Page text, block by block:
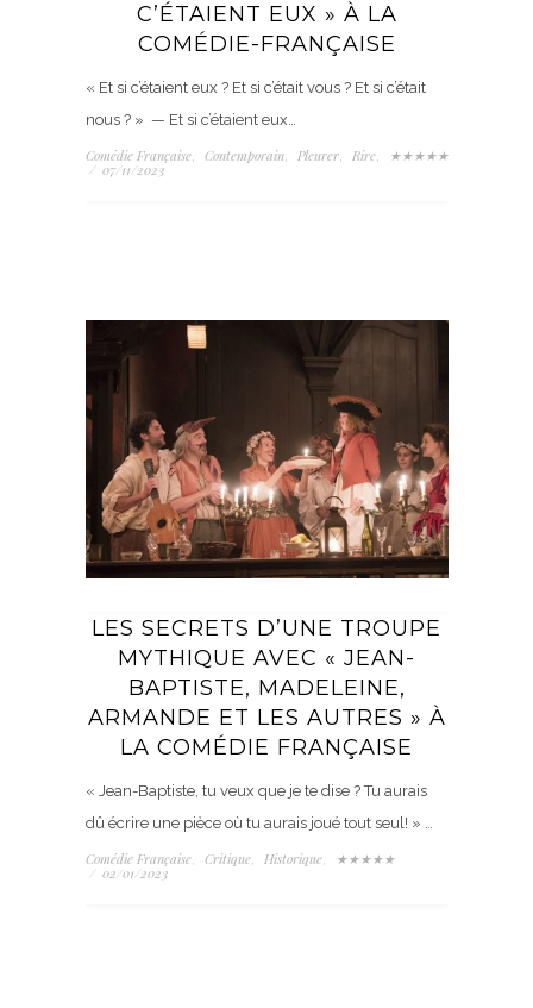
C’ÉTAIENT EUX » À LA
COMÉDIE-FRANÇAISE
« Et si c’étaient eux ? Et si c’était vous ? Et si c’était
nous ? » — Et si c’étaient eux…
Comédie Française, Contemporain, Pleurer, Rire,
★★★★★
/ 07/11/2023
LES SECRETS D’UNE TROUPE
MYTHIQUE AVEC « JEAN-
BAPTISTE, MADELEINE,
ARMANDE ET LES AUTRES » À
LA COMÉDIE FRANÇAISE
« Jean-Baptiste, tu veux que je te dise ? Tu aurais
dû écrire une pièce où tu aurais joué tout seul! » …
Comédie Française, Critique, Historique,
★★★★★
/ 02/01/2023